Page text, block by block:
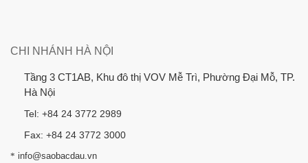
CHI NHÁNH HÀ NỘI
Tầng 3 CT1AB, Khu đô thị VOV Mễ Trì, Phường Đại Mỗ, TP.
Hà Nội
Tel: +84 24 3772 2989
Fax: +84 24 3772 3000
* info@saobacdau.vn